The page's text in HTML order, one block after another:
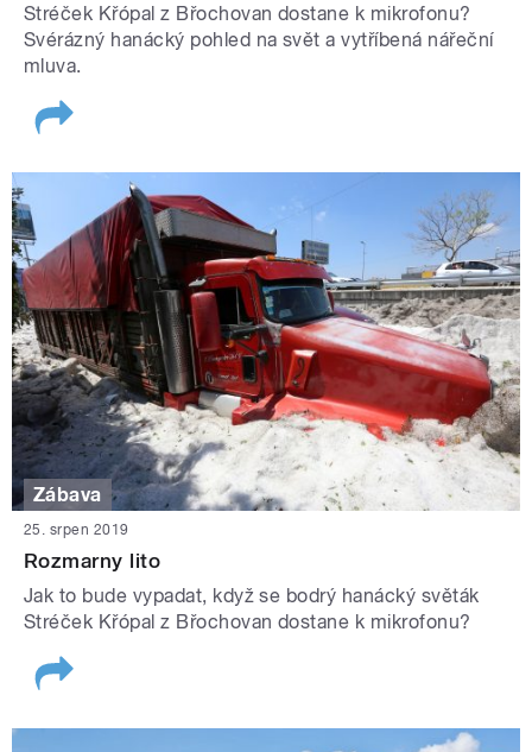
Stréček Křópal z Břochovan dostane k mikrofonu?
Svérázný hanácký pohled na svět a vytříbená nářeční
mluva.
Zábava
25. srpen 2019
Rozmarny lito
Jak to bude vypadat, když se bodrý hanácký světák
Stréček Křópal z Břochovan dostane k mikrofonu?